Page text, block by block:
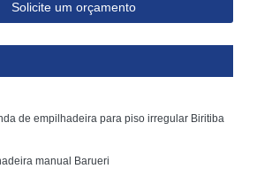
Solicite um orçamento
de empilhadeira para piso irregular Biritiba
manual Barueri